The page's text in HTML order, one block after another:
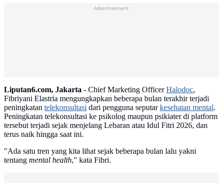
Advertisement
Liputan6.com, Jakarta - Chief Marketing OfficerHalodoc,
Fibriyani Elastria mengungkapkan beberapa bulan terakhir terjadi
peningkatan telekonsultasi dari pengguna seputarkesehatan mental.
Peningkatan telekonsultasi ke psikolog maupun psikiater di platform
tersebut terjadi sejak menjelang Lebaran atau Idul Fitri 2026, dan
terus naik hingga saat ini.
"Ada satu tren yang kita lihat sejak beberapa bulan lalu yakni
tentang mental health," kata Fibri.